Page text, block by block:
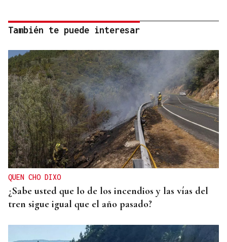
También te puede interesar
QUEN CHO DIXO
¿Sabe usted que lo de los incendios y las vías del
tren sigue igual que el año pasado?